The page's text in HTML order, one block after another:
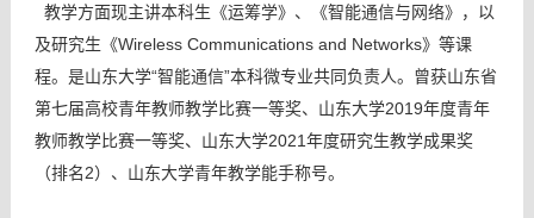
教学方面现主讲本科生《运筹学》、《智能通信与网络》，以
及研究生《Wireless Communications and Networks》等课
程。是山东大学“智能通信”本科微专业共同负责人。曾获山东省
第七届高校青年教师教学比赛一等奖、山东大学2019年度青年
教师教学比赛一等奖、山东大学2021年度研究生教学成果奖
（排名2）、山东大学青年教学能手称号。